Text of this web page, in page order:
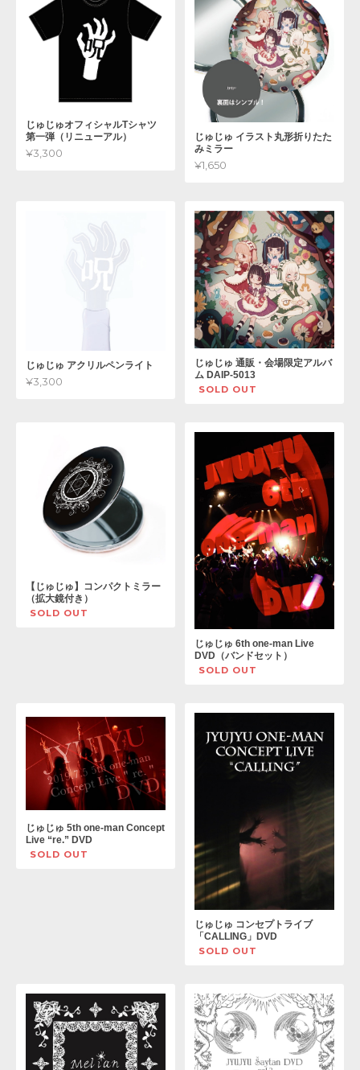
じゅじゅオフィシャルTシャツ
第一弾（リニューアル）
¥3,300
じゅじゅ イラスト丸形折りたた
みミラー
¥1,650
じゅじゅ アクリルペンライト
¥3,300
じゅじゅ 通販・会場限定アルバ
ム DAIP-5013
SOLD OUT
【じゅじゅ】コンパクトミラー
（拡大鏡付き）
SOLD OUT
じゅじゅ 6th one-man Live
DVD（バンドセット）
SOLD OUT
じゅじゅ 5th one-man Concept
Live “re.” DVD
SOLD OUT
じゅじゅ コンセプトライブ
「CALLING」DVD
SOLD OUT